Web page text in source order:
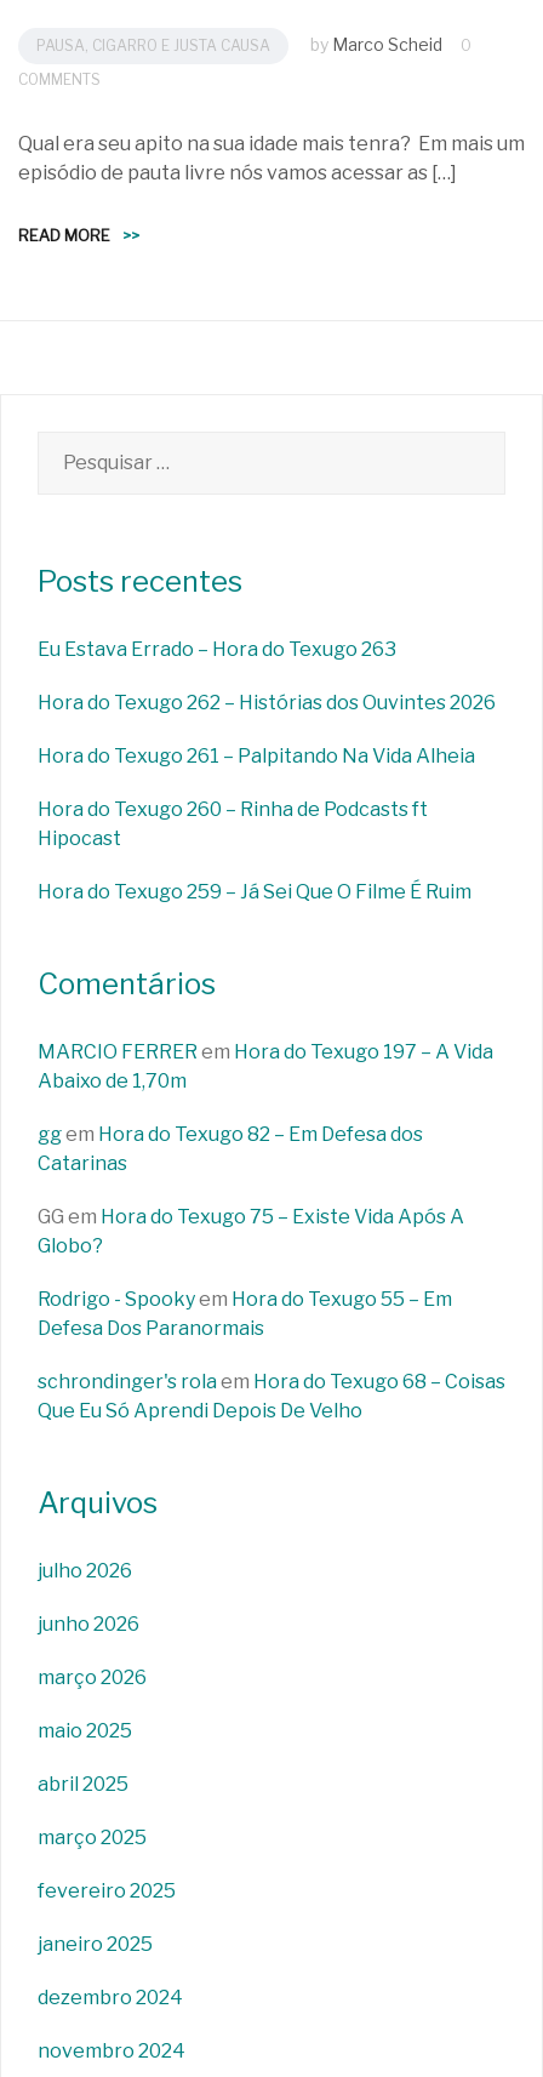
PAUSA, CIGARRO E JUSTA CAUSA by Marco Scheid
0
COMMENTS
Qual era seu apito na sua idade mais tenra? Em mais um
episódio de pauta livre nós vamos acessar as […]
READ MORE >>
por:
Posts recentes
Eu Estava Errado – Hora do Texugo 263
Hora do Texugo 262 – Histórias dos Ouvintes 2026
Hora do Texugo 261 – Palpitando Na Vida Alheia
Hora do Texugo 260 – Rinha de Podcasts ft
Hipocast
Hora do Texugo 259 – Já Sei Que O Filme É Ruim
Comentários
MARCIO FERRER em Hora do Texugo 197 – A Vida
Abaixo de 1,70m
ggem Hora do Texugo 82 – Em Defesa dos
Catarinas
GG em Hora do Texugo 75 – Existe Vida Após A
Globo?
Rodrigo - Spookyem Hora do Texugo 55 – Em
Defesa Dos Paranormais
schrondinger's rolaem Hora do Texugo 68 – Coisas
Que Eu Só Aprendi Depois De Velho
Arquivos
julho 2026
junho 2026
março 2026
maio 2025
abril 2025
março 2025
fevereiro 2025
janeiro 2025
dezembro 2024
novembro 2024